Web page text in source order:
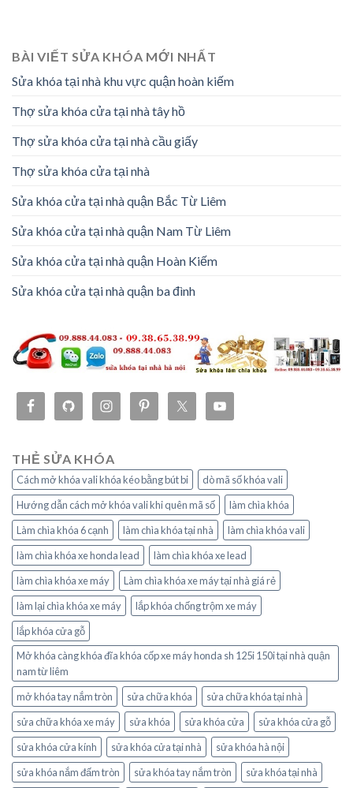
BÀI VIẾT SỬA KHÓA MỚI NHẤT
Sửa khóa tại nhà khu vực quận hoàn kiếm
Thợ sửa khóa cửa tại nhà tây hồ
Thợ sửa khóa cửa tại nhà cầu giấy
Thợ sửa khóa cửa tại nhà
Sửa khóa cửa tại nhà quận Bắc Từ Liêm
Sửa khóa cửa tại nhà quận Nam Từ Liêm
Sửa khóa cửa tại nhà quận Hoàn Kiếm
Sửa khóa cửa tại nhà quận ba đình
THẺ SỬA KHÓA
Cách mở khóa vali khóa kéo bằng bút bi
dò mã số khóa vali
Hướng dẫn cách mở khóa vali khi quên mã số
làm chìa khóa
Làm chìa khóa 6 cạnh
làm chìa khóa tại nhà
làm chìa khóa vali
làm chìa khóa xe honda lead
làm chìa khóa xe lead
làm chìa khóa xe máy
Làm chìa khóa xe máy tại nhà giá rẻ
làm lại chìa khóa xe máy
lắp khóa chống trộm xe máy
lắp khóa cửa gỗ
Mở khóa càng khóa đĩa khóa cốp xe máy honda sh 125i 150i tại nhà quận
nam từ liêm
mở khóa tay nắm tròn
sửa chữa khóa
sửa chữa khóa tại nhà
sửa chữa khóa xe máy
sửa khóa sửa khóa cửa
sửa khóa cửa gỗ
sửa khóa cửa kính
sửa khóa cửa tại nhà
sửa khóa hà nội
sửa khóa nắm đấm tròn
sửa khóa tay nắm tròn
sửa khóa tại nhà